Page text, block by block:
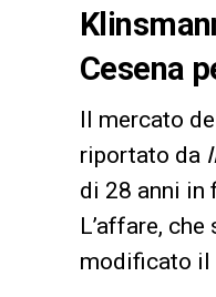
Cesena
Il mercato
riportato da
di 28 anni in
L’affare,
modificato il